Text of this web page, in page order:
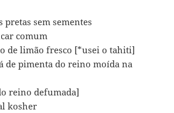
pretas sem sementes
comum
de limão fresco [*usei o tahiti]
de pimenta do reino moída na
reino defumada]
kosher